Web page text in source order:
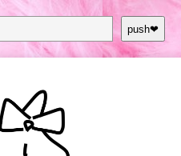
push❤︎